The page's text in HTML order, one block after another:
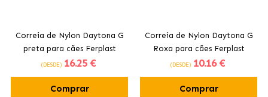
Correia de Nylon Daytona G
preta para cães Ferplast
(DESDE) 16.25 €
Comprar
Correia de Nylon Daytona G
Roxa para cães Ferplast
(DESDE) 10.16 €
Comprar